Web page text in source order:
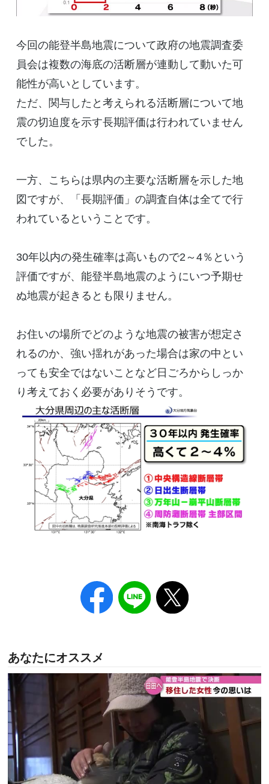
今回の能登半島地震について政府の地震調査委
員会は複数の海底の活断層が連動して動いた可
能性が高いとしています。
ただ、関与したと考えられる活断層について地
震の切迫度を示す長期評価は行われていません
でした。
一方、こちらは県内の主要な活断層を示した地
図ですが、「長期評価」の調査自体は全てで行
われているということです。
30年以内の発生確率は高いもので2～4％という
評価ですが、能登半島地震のようにいつ予期せ
ぬ地震が起きるとも限りません。
お住いの場所でどのような地震の被害が想定さ
れるのか、強い揺れがあった場合は家の中とい
っても安全ではないことなど日ごろからしっか
り考えておく必要がありそうです。
あなたにオススメ